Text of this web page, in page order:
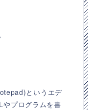
というエデ
やプログラムを書